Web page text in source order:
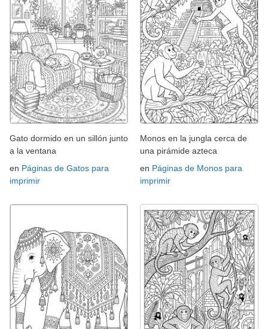
Gato dormido en un sillón junto
a la ventana
en Páginas de Gatos para
imprimir
Monos en la jungla cerca de
una pirámide azteca
en Páginas de Monos para
imprimir